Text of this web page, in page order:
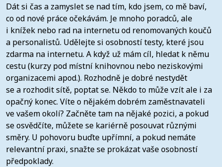
Dát si čas a zamyslet se nad tím, kdo jsem, co mě baví,
co od nové práce očekávám. Je mnoho poradců, ale
i knížek nebo rad na internetu od renomovaných koučů
a personalistů. Udělejte si osobností testy, které jsou
zdarma na internetu. A když už mám cíl, hledat k němu
cestu (kurzy pod místní knihovnou nebo neziskovými
organizacemi apod.). Rozhodně je dobré nestydět
se a rozhodit sítě, poptat se. Někdo to může vzít ale i za
opačný konec. Víte o nějakém dobrém zaměstnavateli
ve vašem okolí? Začněte tam na nějaké pozici, a pokud
se osvědčíte, můžete se kariérně posouvat různými
směry. U pohovoru buďte upřímní, a pokud nemáte
relevantní praxi, snažte se prokázat vaše osobností
předpoklady.